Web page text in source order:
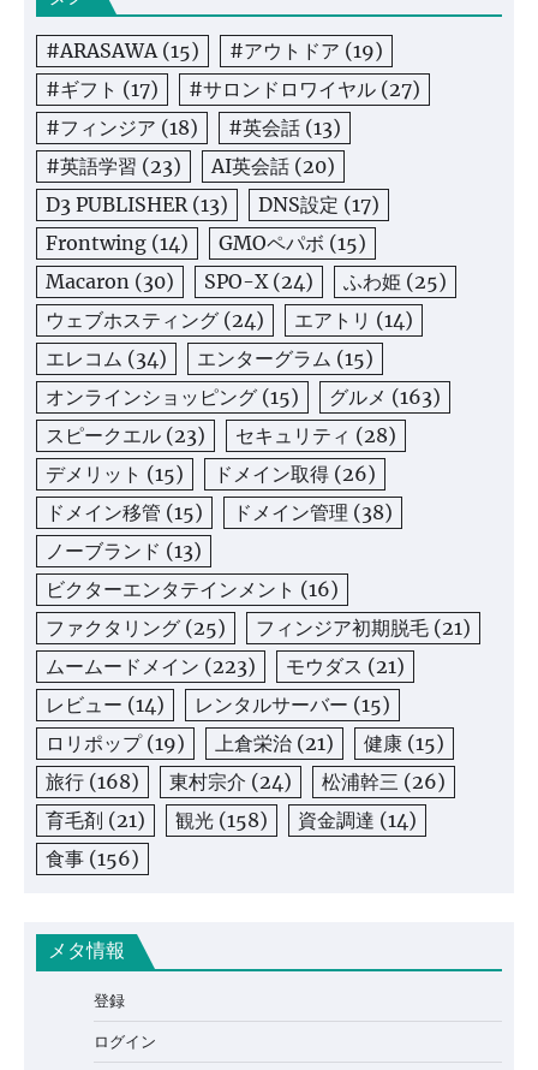
#ARASAWA (15) #アウトドア (19)
#ギフト (17) #サロンドロワイヤル (27)
#フィンジア (18) #英会話 (13)
#英語学習 (23) AI英会話 (20)
D3 PUBLISHER (13) DNS設定 (17)
Frontwing (14) GMOペパボ (15)
Macaron (30) SPO-X (24) ふわ姫 (25)
ウェブホスティング (24) エアトリ (14)
エレコム (34) エンターグラム (15)
オンラインショッピング (15) グルメ (163)
スピークエル (23) セキュリティ (28)
デメリット (15) ドメイン取得 (26)
ドメイン移管 (15) ドメイン管理 (38)
ノーブランド (13)
ビクターエンタテインメント (16)
ファクタリング (25) フィンジア初期脱毛 (21)
ムームードメイン (223) モウダス (21)
レビュー (14) レンタルサーバー (15)
ロリポップ(19) 上倉栄治 (21) 健康 (15)
旅行 (168) 東村宗介 (24) 松浦幹三 (26)
育毛剤 (21) 観光 (158) 資金調達 (14)
食事 (156)
メタ情報
登録
ログイン